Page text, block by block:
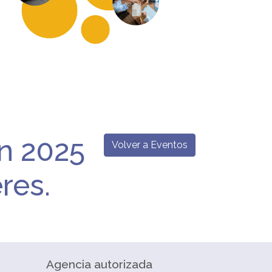
2025
Volver a Eventos
Agencia autorizada